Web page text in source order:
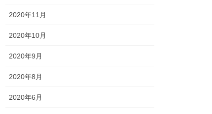
2020年11月
2020年10月
2020年9月
2020年8月
2020年6月